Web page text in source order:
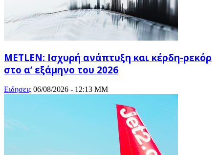
METLEN: Ισχυρή ανάπτυξη και κέρδη-ρεκόρ
στο α’ εξάμηνο του 2026
Ειδησεις 06/08/2026 - 12:13 ΜΜ